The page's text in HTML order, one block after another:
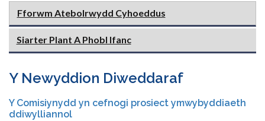
Fforwm Atebolrwydd Cyhoeddus
Siarter Plant A Phobl Ifanc
Y Newyddion Diweddaraf
Y Comisiynydd yn cefnogi prosiect ymwybyddiaeth
ddiwylliannol